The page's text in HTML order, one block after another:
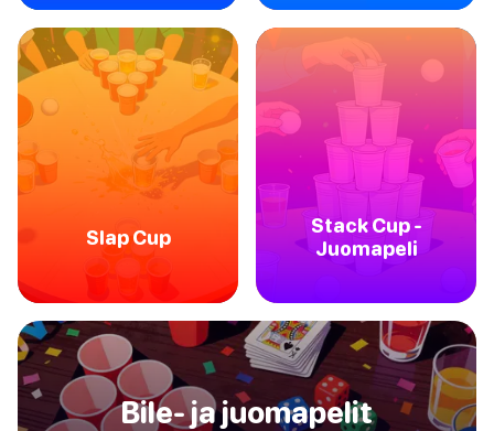
Slap Cup
Stack Cup -
Juomapeli
Bile- ja juomapelit